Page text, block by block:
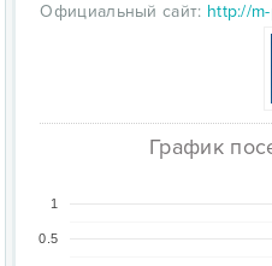
Официальный сайт: http://
График
0.5
1